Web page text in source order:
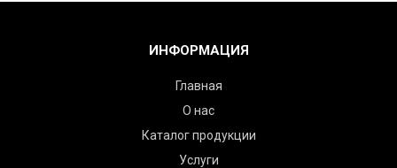
ИНФОРМАЦИЯ
Главная
О нас
Каталог продукции
Услуги